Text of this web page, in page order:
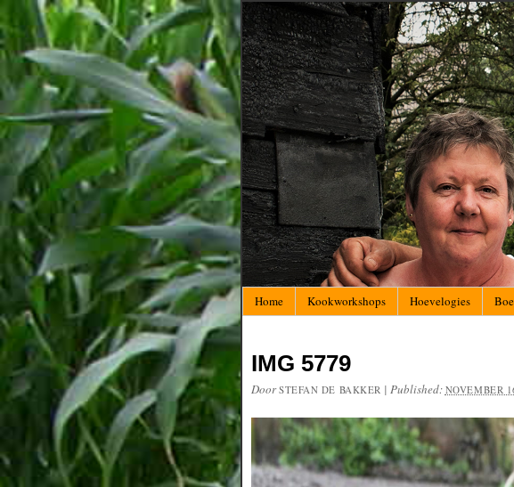
Home Kookworkshops Hoevelogies
IMG 5779
DoorSTEFAN DE BAKKER | Published: NOVEMBER